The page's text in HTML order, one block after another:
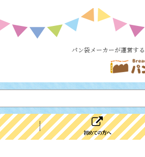
パン袋メーカーが運営す
初めての方へ